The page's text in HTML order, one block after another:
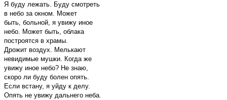
Я буду лежать. Буду смотреть
в небо за окном. Может
быть, больной, я увижу иное
небо. Может быть, облака
построятся в храмы.
Дрожит воздух. Мелькают
невидимые мушки. Когда же
увижу иное небо? Не знаю,
скоро ли буду болен опять.
Если встану, я уйду к делу.
Опять не увижу дальнего неба.